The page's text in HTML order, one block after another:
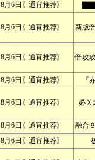
8月6日〖通宵推荐〗
8月6日〖通宵推荐〗 新版
8月6日〖通宵推荐〗 倍攻
8月6日〖通宵推荐〗 『
8月6日〖通宵推荐〗 必Ｘ
8月6日〖通宵推荐〗
融合
8月6日〖通宵推荐〗